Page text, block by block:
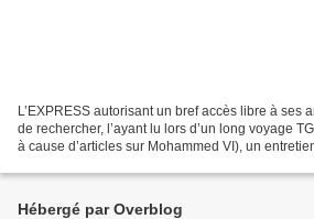
L’EXPRESS autorisant un bref accès libre à ses
de rechercher, l’ayant lu lors d’un long voyage
à cause d’articles sur Mohammed VI), un
Hébergé par Overblog